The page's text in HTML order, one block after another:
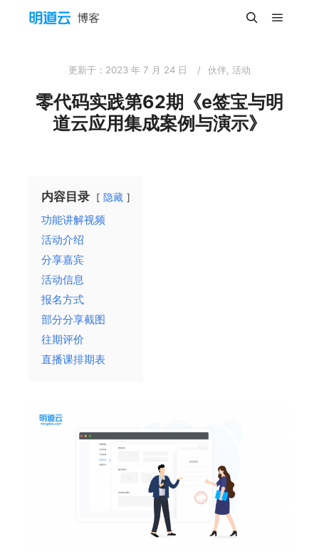
更新于： 2023 年 7 月 24 日 伙伴 活动
零代码实践第62期《e签宝与明
道云应用集成案例与演示》
内容目录 隐藏
功能讲解视频
活动介绍
分享嘉宾
活动信息
报名方式
部分分享截图
往期评价
直播课排期表